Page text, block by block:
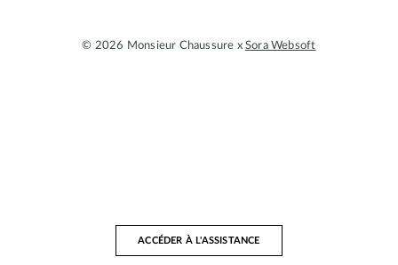
© 2026 Monsieur Chaussure xSora Websoft
ACCÉDER À L'ASSISTANCE